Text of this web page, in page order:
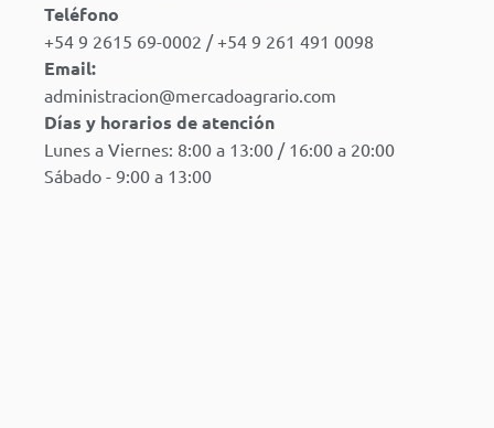
Teléfono
+54 9 2615 69-0002 / +54 9 261 491 0098
Email:
administracion@mercadoagrario.com
Días y horarios de atención
Lunes a Viernes: 8:00 a 13:00 / 16:00 a 20:00
Sábado - 9:00 a 13:00